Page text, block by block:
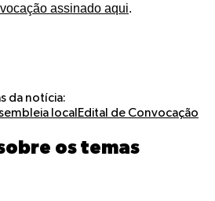
assinado aqui.
da notícia:
local Edital de Convocação
os temas